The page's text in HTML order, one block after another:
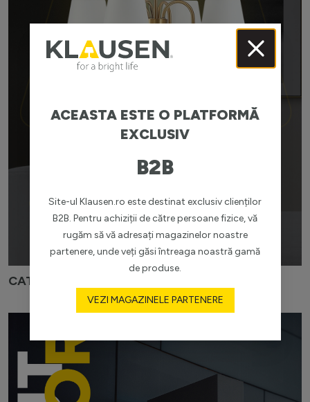
ACEASTA ESTE O PLATFORMĂ
EXCLUSIV
B2B
Site-ul Klausen.ro este destinat exclusiv clienților
B2B. Pentru achiziții de către persoane fizice, vă
rugăm să vă adresați magazinelor noastre
partenere, unde veți găsi întreaga noastră gamă
de produse.
VEZI MAGAZINELE PARTENERE
CATALOG CLASSIC 2025–2026